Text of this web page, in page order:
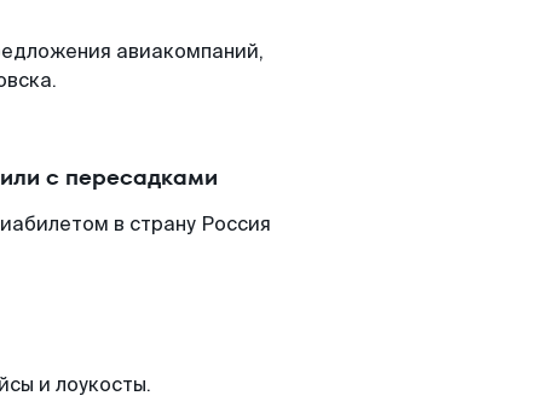
авиакомпаний,
с пересадками
в страну Россия
и лоукосты.